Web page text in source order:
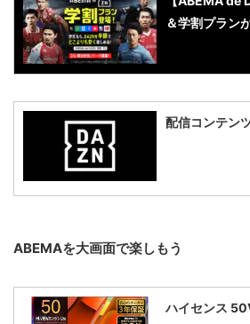
＆学割プラン
配信コンテン
ABEMAを大画面で楽しもう
ハイセンス